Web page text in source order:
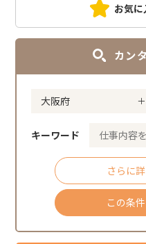
お気
カン
キーワード
さらに
この条